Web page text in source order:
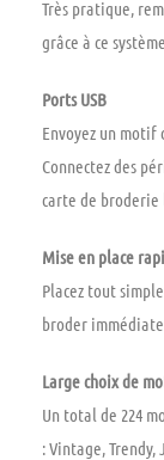
Très pratique,
grâce à ce
Ports USB
Envoyez un motif
Connectez des
carte de
Mise en place
Placez tout
broder
Large choix de
Un total de 224
: Vintage,